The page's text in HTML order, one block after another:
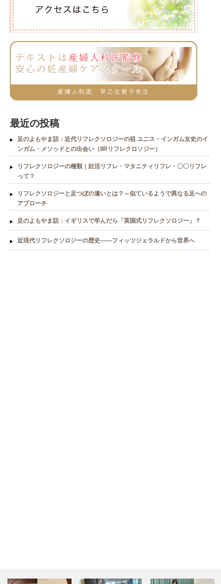
最近の投稿
足のよもやま話：近代リフレクソロジーの祖 ユニス・インガム女史のイ
ンガム・メソッドとの出会い（IIRリフレクロソジー）
リフレクソロジーの種類｜妊活リフレ・マタニティリフレ・〇〇リフレ
って？
リフレクソロジーと足つぼの違いとは？～似ているようで異なる足への
アプローチ
足のよもやま話：イギリスで学んだら「英国式リフレクソロジー」？
近現代リフレクソロジーの歴史――フィッツジェラルドから世界へ